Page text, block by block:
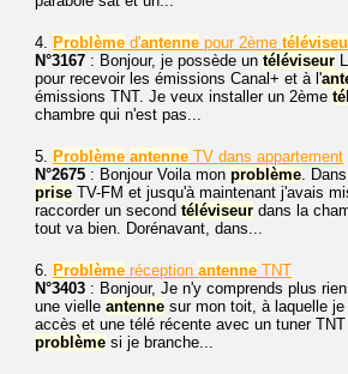
4. Problème d'antenne pour 2ème
N°3167 : Bonjour, je possède un téléviseur
pour recevoir les émissions Canal+ et à l'
émissions TNT. Je veux installer un 2ème
chambre qui n'est pas...
5. Problème antenne TV dans appartement
N°2675 : Bonjour Voila mon problème.
prise TV-FM et jusqu'à maintenant j'avais
raccorder un second téléviseur dans la
tout va bien. Dorénavant, dans...
6. Problème réception antenne TNT
N°3403 : Bonjour, Je n'y comprends plus
une vielle antenne sur mon toit, à laquelle
accès et une télé récente avec un tuner
problème si je branche...